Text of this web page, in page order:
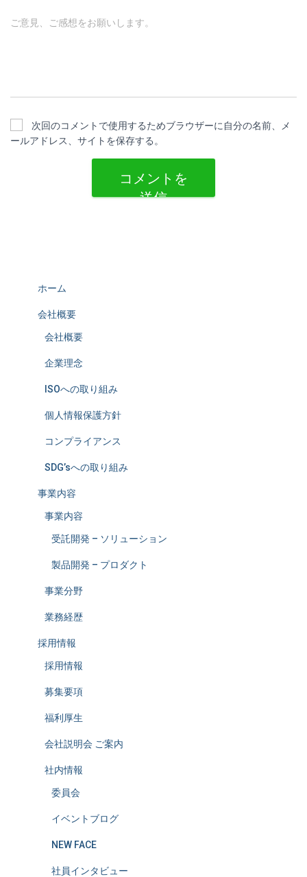
ご意見、ご感想をお願いします。
次回のコメントで使用するためブラウザーに自分の名前、メ
ールアドレス、サイトを保存する。
ホーム
会社概要
会社概要
企業理念
ISOへの取り組み
個人情報保護方針
コンプライアンス
SDG’sへの取り組み
事業内容
事業内容
受託開発 – ソリューション
製品開発 – プロダクト
事業分野
業務経歴
採用情報
採用情報
募集要項
福利厚生
会社説明会 ご案内
社内情報
委員会
イベントブログ
NEW FACE
社員インタビュー